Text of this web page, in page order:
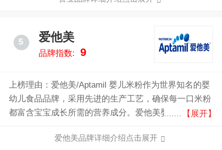
5 爱他美
品牌指数: 9
上榜理由：爱他美/Aptamil 婴儿米粉作为世界知名的婴
幼儿食品品牌，采用先进的生产工艺，确保每一口米粉
都富含宝宝成长所需的营养成分。爱他美婴儿米粉特别
力。同时，精选优质天然原料，无添加人工色素和防腐
【展开】
爱他美品牌详细介绍点击展开